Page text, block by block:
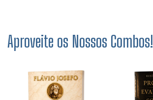
Aproveite os Nossos Combos!